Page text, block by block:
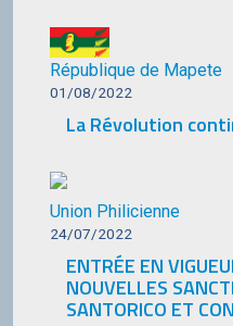
République de Mapete
01/08/2022
La Révolution
Union Philicienne
24/07/2022
ENTRÉE EN
NOUVELLES
SANTORICO ET